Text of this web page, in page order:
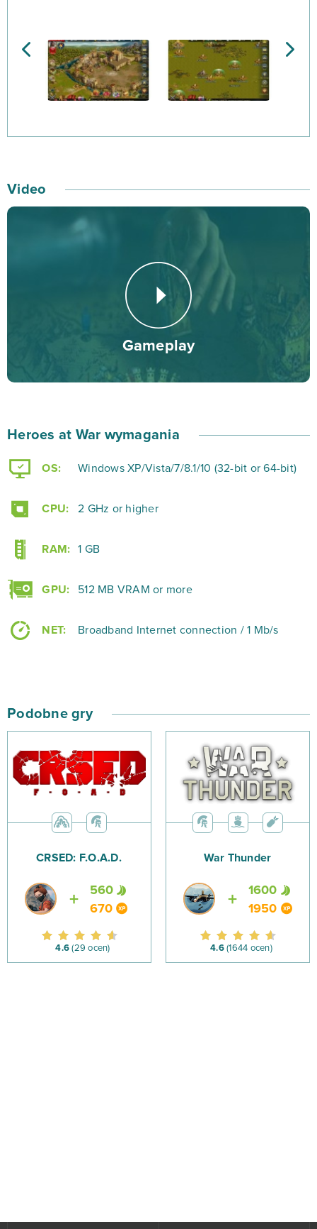
rozpoczniesz od odbicia i odrestaurowania utraconego
niegdyś zamku. Przywrócisz budowli dawną chwałę, a
na dworze zamieszkają waleczni żołnierze, którzy
Pamiętaj, że mądry władca dba nie tylko o potęgę
militarną imperium, ale także o jego rozwój kulturowy,
Najlepsze jest to, że gra zapewni Ci wiele godzin
pełnych atrakcji i osiągnięć do zdobycia zupełnie za
darmo. Jeśli natomiast chcesz przyspieszyć postęp na
terenie swojego królestwa, możesz zrobić to przy
Będziesz władać ogromnymi armiami składającymi się z
przeróżnych jednostek, od twardych strażników,
poprzez strzelców, aż po magów bojowych. Pamiętaj,
że nie ze wszystkimi graczami zawiążesz sojusz. W
obliczu odmiennych interesów i konfrontacji wojsk
potęgi.
Zarejestruj się w grze i dołącz do walki o tytuł
Video
Gameplay
Heroes at War wymagania
OS: Windows XP/Vista/7/8.1/10 (32-bit or 64-bit)
CPU: 2 GHz or higher
RAM: 1 GB
GPU: 512 MB VRAM or more
NET: Broadband Internet connection / 1 Mb/s
Podobne gry
CRSED: F.O.A.D.
560
670
4.6 (29 ocen)
War Thunder
1600
1950
4.6(1644 ocen)